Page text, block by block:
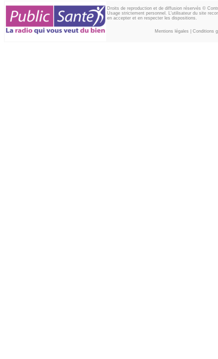
Droits de reproduction et de diffusion réservés ©
Usage strictement personnel. L'utilisateur du site
en accepter et en respecter les dispositions.
Mentions légales Conditions